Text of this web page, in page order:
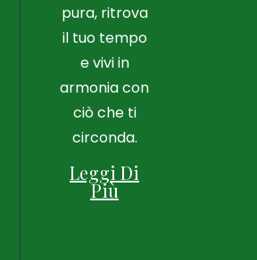
pura, ritrova
il tuo tempo
e vivi in
armonia con
ciò che ti
circonda.
Leggi Di
Più